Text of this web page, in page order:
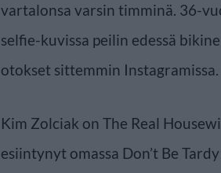
vartalonsa varsin timminä. 36-
selfie-kuvissa peilin edessä
otokset sittemmin Instagramissa.
Kim Zolciak on The Real
esiintynyt omassa Don’t Be